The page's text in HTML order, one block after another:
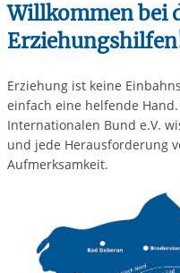
Willkommen bei
Erziehung ist keine
einfach eine helfende
Internationalen Bund e.V.
und jede Herausforderung
Aufmerksamkeit.